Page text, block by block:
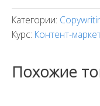
Категории:
Курс: Контент-
Похожие